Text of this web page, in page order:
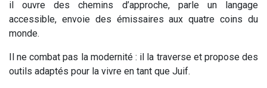
il ouvre des chemins d’approche, parle un langage
accessible, envoie des émissaires aux quatre coins du
monde.
Il ne combat pas la modernité : il la traverse et propose des
outils adaptés pour la vivre en tant que Juif.